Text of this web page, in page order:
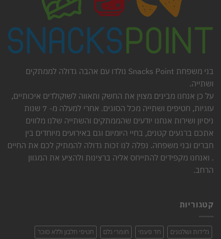
בני משפחת Snacks Point נולדו עם אהבה גדולה לממתקים
ושתייה.
על כן אנחנו מבינים מצוין את החשק ותאווה לשוקולדים איכותיים,
עוגיות, חטיפים ושתייה מכל הסוגים. אחרי למעלה מ- 7 שנות
ניסיון ושירות אנחנו יודעים שהממתקים והשתייה שלנו מלווים
אתכם ברגעים קטנים, בחיי היומיום וגם באירועים מיוחדים בין
חברים ובני משפחה. נפלה לנו זכות גדולה להמתיק לכם את החיים
. ואנחנו מקפידים להתייחס אליה ברצינות ולהציע את המגוון
הרחב.
קטגוריות
גלידות ושלגונים חד פעמי חומרי גלם
חטיפי חלבון וללא סוכר